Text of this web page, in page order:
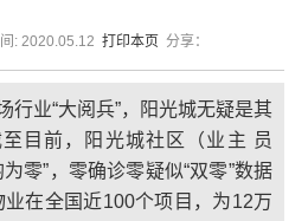
: 2020.05.12 打印本页 分享：
行业“大阅兵”，阳光城无疑是其
目前，阳光城社区（业主 员
零”，零确诊零疑似“双零”数据
在全国近100个项目，为12万